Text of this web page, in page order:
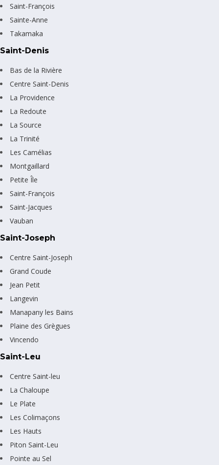
Saint-François
Sainte-Anne
Takamaka
Saint-Denis
Bas de la Rivière
Centre Saint-Denis
La Providence
La Redoute
La Source
La Trinité
Les Camélias
Montgaillard
Petite Île
Saint-François
Saint-Jacques
Vauban
Saint-Joseph
Centre Saint-Joseph
Grand Coude
Jean Petit
Langevin
Manapany les Bains
Plaine des Grègues
Vincendo
Saint-Leu
Centre Saint-leu
La Chaloupe
Le Plate
Les Colimaçons
Les Hauts
Piton Saint-Leu
Pointe au Sel